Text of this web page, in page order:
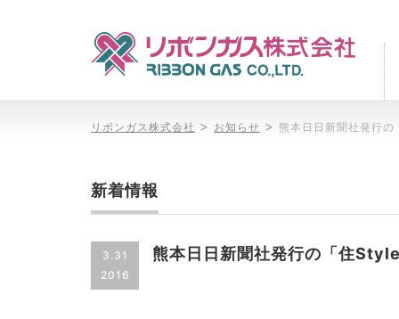
リボンガス株式会社 > お知らせ > 熊本日日新聞社発行
新着情報
3.31
2016
熊本日日新聞社発行の「住